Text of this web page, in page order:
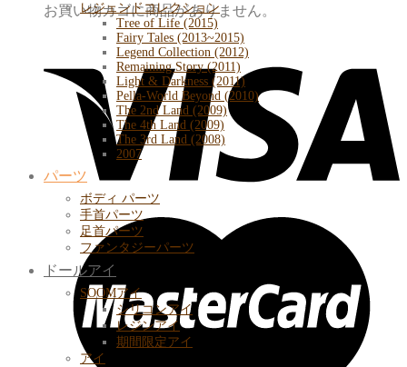
お買い物カゴに商品がありません。
レジェンドコレクション
Tree of Life (2015)
Fairy Tales (2013~2015)
Legend Collection (2012)
Remaining Story (2011)
Light & Darkness (2011)
Pella-World Beyond (2010)
The 2nd Land (2009)
The 4th Land (2009)
The 3rd Land (2008)
2007
パーツ
ボディ パーツ
手首パーツ
足首パーツ
ファンタジーパーツ
ドールアイ
SOOMアイ
シリコンアイ
レジンアイ
期間限定アイ
アイ